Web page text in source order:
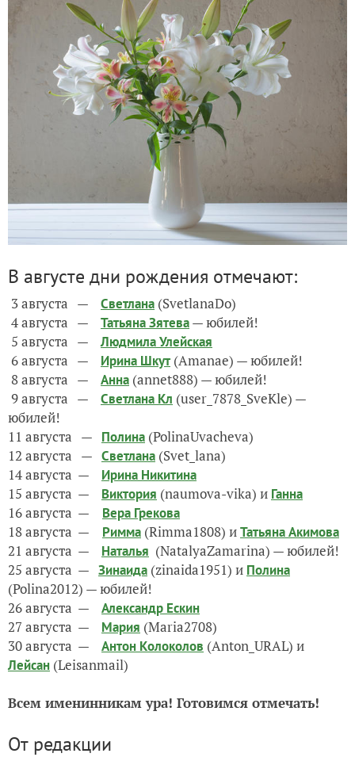
В августе дни рождения отмечают:
3 августа — Светлана (SvetlanaDo)
4 августа — Татьяна Зятева— юбилей!
5 августа —Людмила Улейская
6 августа — Ирина Шкут (Amanae) — юбилей!
8 августа — Анна (annet888) — юбилей!
9 августа — Светлана Кл (user_7878_SveKle) —
юбилей!
11 августа — Полина (PolinaUvacheva)
12 августа — Светлана (Svet_lana)
14 августа — Ирина Никитина
15 августа — Виктория (naumova-vika) и Ганна
16 августа — Вера Грекова
18 августа — Римма (Rimma1808) иТатьяна Акимова
21 августа — Наталья (NatalyaZamarina) — юбилей!
25 августа — Зинаида (zinaida1951) и Полина
(Polina2012) — юбилей!
26 августа — Александр Ескин
27 августа — Мария (Maria2708)
30 августа — Антон Колоколов (Anton_URAL) и
Лейсан (Leisanmail)
Всем именинникам ура! Готовимся отмечать!
От редакции